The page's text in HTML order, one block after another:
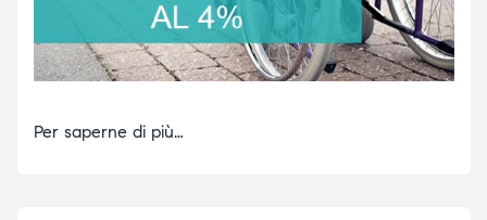
Per saperne di più…